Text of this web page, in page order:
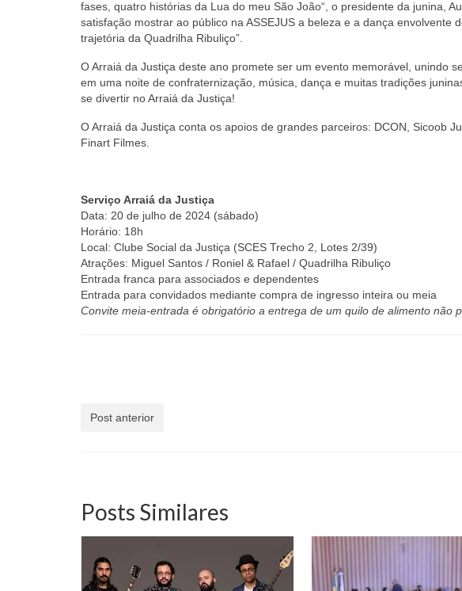
fases, quatro histórias da Lua do meu São João“, o presidente da junina,
satisfação mostrar ao público na ASSEJUS a beleza e a dança envolvente
trajetória da Quadrilha Ribuliço”.
O Arraiá da Justiça deste ano promete ser um evento memorável, unindo
em uma noite de confraternização, música, dança e muitas tradições
se divertir no Arraiá da Justiça!
O Arraiá da Justiça conta os apoios de grandes parceiros: DCON, Sicoob
Finart Filmes.
Serviço Arraiá da Justiça
Data: 20 de julho de 2024 (sábado)
Horário: 18h
Local: Clube Social da Justiça (SCES Trecho 2, Lotes 2/39)
Atrações: Miguel Santos / Roniel & Rafael / Quadrilha Ribuliço
Entrada franca para associados e dependentes
Entrada para convidados mediante compra de ingresso inteira ou meia
Convite meia-entrada é obrigatório a entrega de um quilo de alimento não
Post anterior
Posts Similares